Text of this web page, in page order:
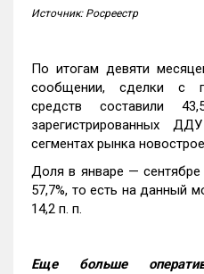
Источник: Росреестр
По итогам девяти
сообщении, сделки с
средств составили
зарегистрированных
сегментах рынка
Доля в январе — сентябре
57,7%, то есть на данный
14,2 п. п.
Еще больше